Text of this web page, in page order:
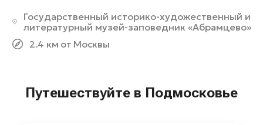
Государственный историко-художественный и
литературный музей-заповедник «Абрамцево»
2.4 км от Москвы
Путешествуйте в Подмосковье